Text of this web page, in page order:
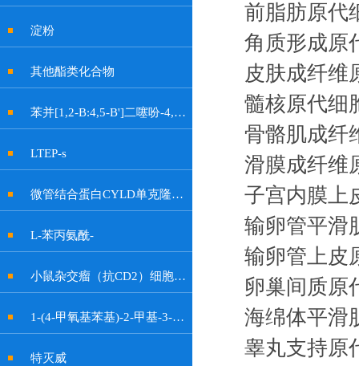
淀粉
其他酯类化合物
苯并[1,2-B:4,5-B']二噻吩-4,8-二酮
LTEP-s
微管结合蛋白CYLD单克隆抗体
L-苯丙氨酰-
小鼠杂交瘤（抗CD2）细胞OKT11
1-(4-甲氧基苯基)-2-甲基-3-硝基-1H-吲哚-6-醇
特灭威
前脂肪原代
角质形成原
皮肤成纤维
髓核原代细
骨骼肌成纤
滑膜成纤维
子宫内膜上
输卵管平滑
输卵管上皮
卵巢间质原
海绵体平滑
睾丸支持原